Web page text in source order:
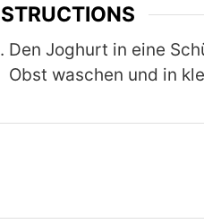
Den Joghurt in eine
Obst waschen und in